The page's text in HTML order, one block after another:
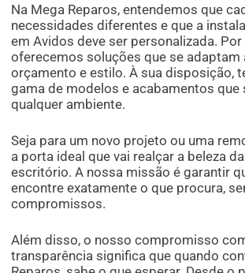
Na Mega Reparos, entendemos que
necessidades diferentes e que a
em Avidos deve ser personalizada. Por
oferecemos soluções que se adaptam
orçamento e estilo. À sua disposição,
gama de modelos e acabamentos que
qualquer ambiente.
Seja para um novo projeto ou uma
a porta ideal que vai realçar a beleza
escritório. A nossa missão é garantir
encontre exatamente o que procura,
compromissos.
Além disso, o nosso compromisso
transparência significa que quando